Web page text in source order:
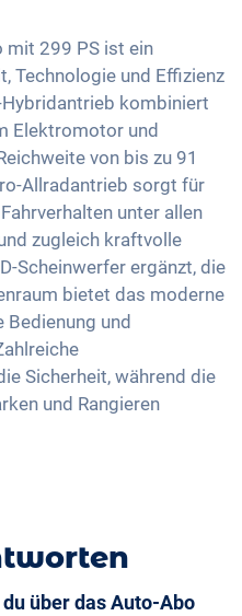
abblendend
mit 299 PS ist ein
Technologie und Effizienz
kombiniert
Elektromotor und
von bis zu 91
Allradantrieb sorgt für
unter allen
zugleich kraftvolle
Scheinwerfer ergänzt, die
bietet das moderne
und
Sicherheit, während die
und Rangieren
über das Auto-Abo